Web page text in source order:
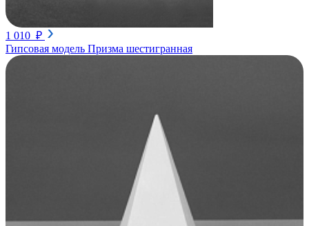
1 010 ₽
Гипсовая модель Призма шестигранная